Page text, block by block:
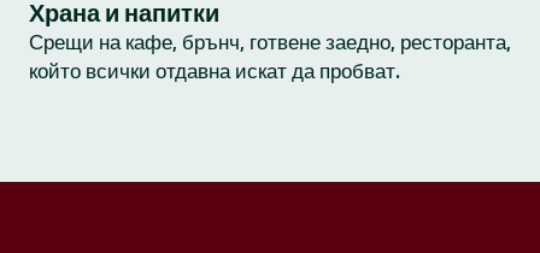
Храна и напитки
Срещи на кафе, брънч, готвене заедно, ресторанта,
който всички отдавна искат да пробват.